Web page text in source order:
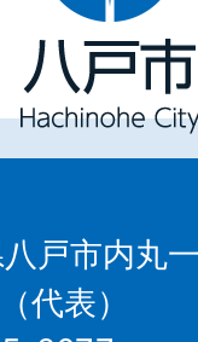
Hachinohe
City
市内丸一
代表）